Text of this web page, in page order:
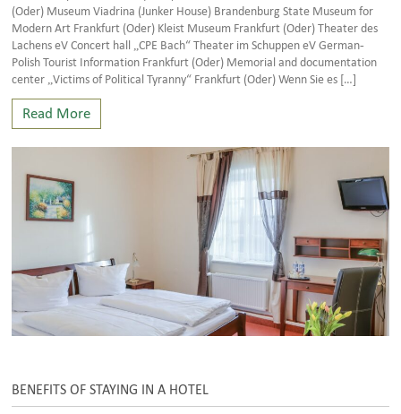
(Oder) Museum Viadrina (Junker House) Brandenburg State Museum for
Modern Art Frankfurt (Oder) Kleist Museum Frankfurt (Oder) Theater des
Lachens eV Concert hall „CPE Bach“ Theater im Schuppen eV German-
Polish Tourist Information Frankfurt (Oder) Memorial and documentation
center „Victims of Political Tyranny“ Frankfurt (Oder) Wenn Sie es […]
Read More
BENEFITS OF STAYING IN A HOTEL